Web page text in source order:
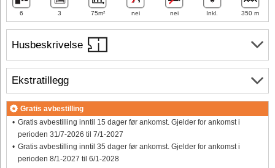
Husbeskrivelse
6 3 75m² nei nei Inkl. 350 m
Ekstratillegg
Gratis avbestilling
Gratis avbestilling inntil 15 dager før ankomst. Gjelder for ankomst i
perioden 31/7-2026 til 7/1-2027
Gratis avbestilling inntil 35 dager før ankomst. Gjelder for ankomst i
perioden 8/1-2027 til 6/1-2028